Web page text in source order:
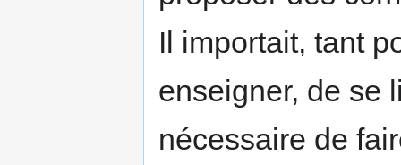
Il importait, tant
enseigner, de se
nécessaire de